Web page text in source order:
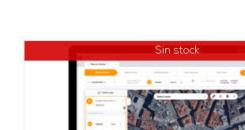
Sin stock